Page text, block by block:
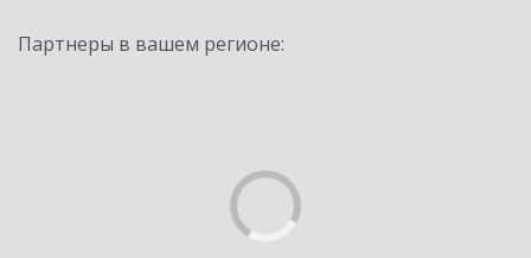
Партнеры в вашем регионе: